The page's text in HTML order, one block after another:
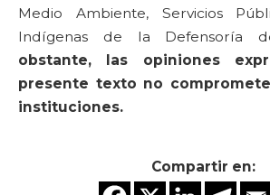
Medio Ambiente, Servicios
Indígenas de la Defensoría
obstante, las opiniones
presente texto no
instituciones.
Compartir en: